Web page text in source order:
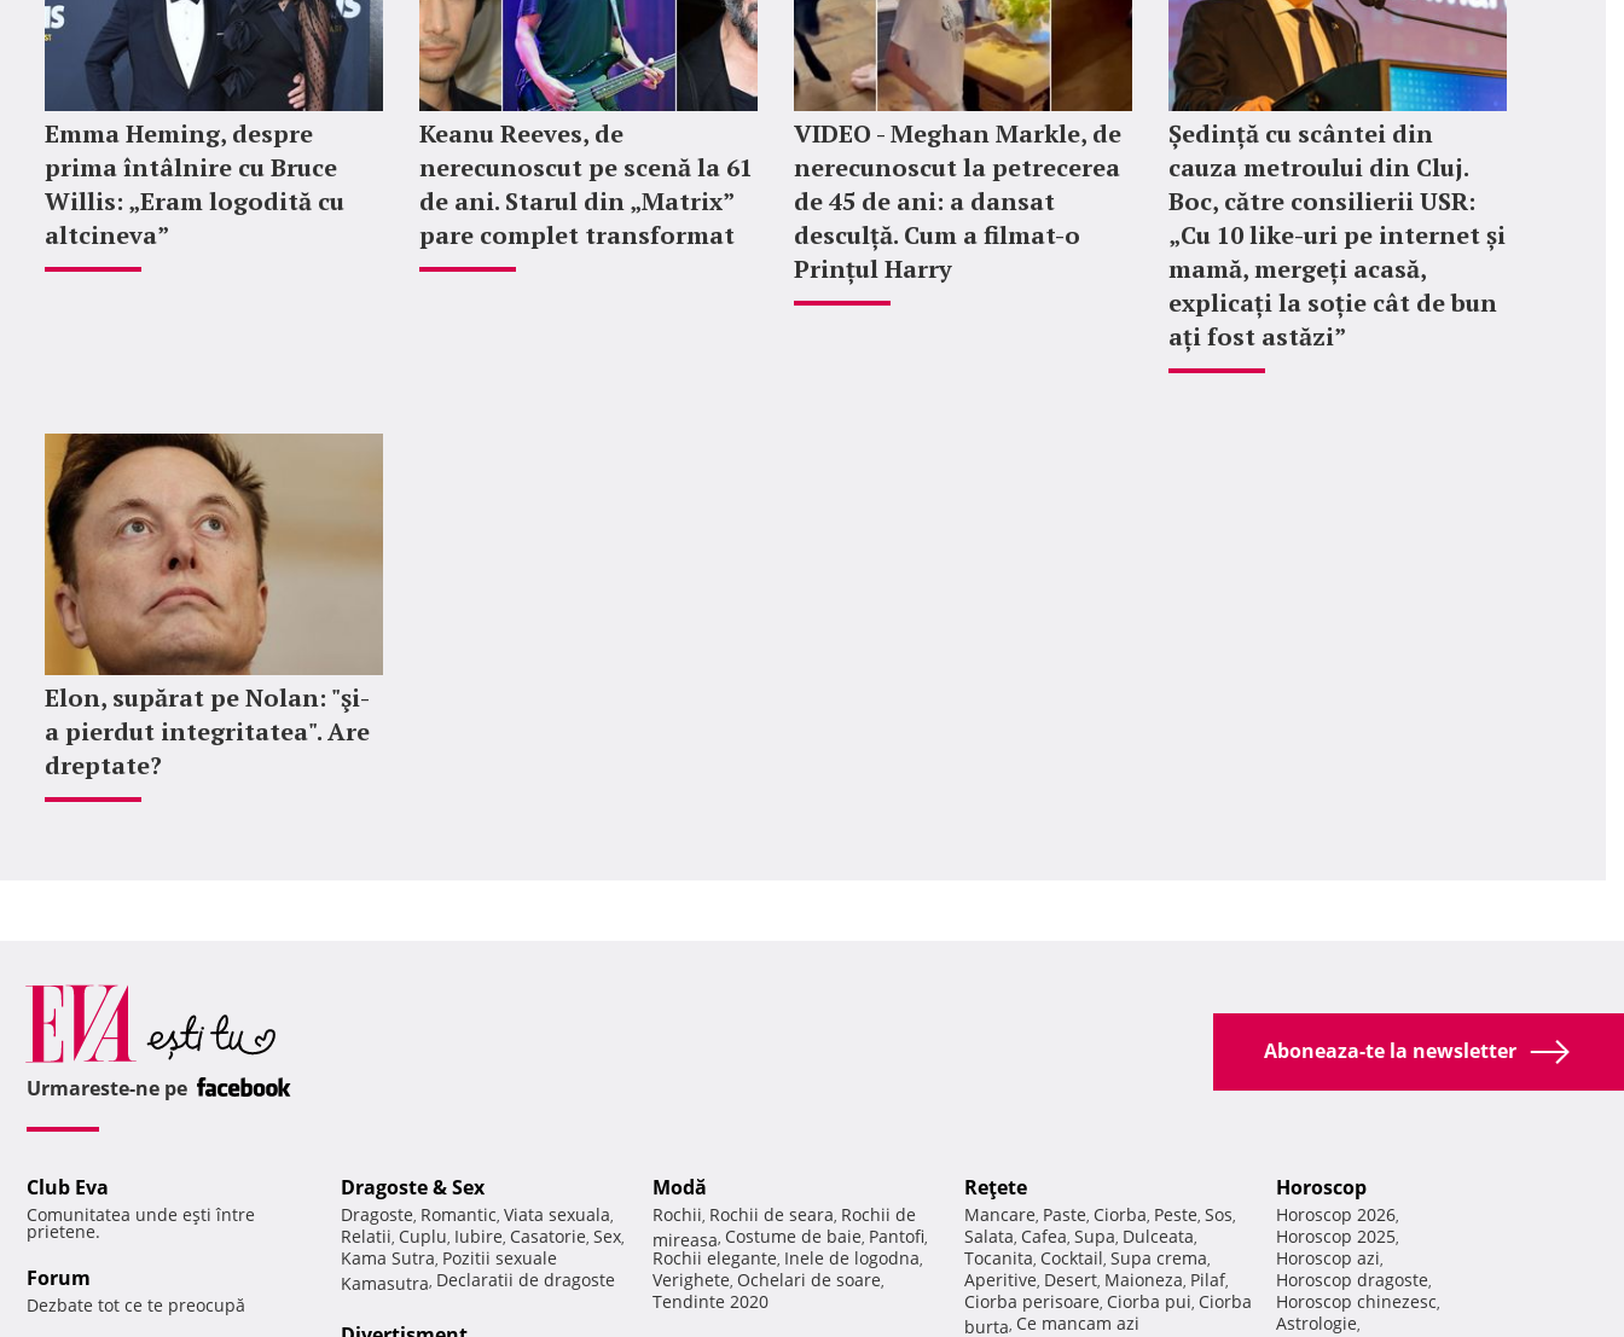
Emma Heming, despre
prima întâlnire cu Bruce
Willis: „Eram logodită cu
altcineva”
Keanu Reeves, de
nerecunoscut pe scenă la 61
de ani. Starul din „Matrix”
pare complet transformat
VIDEO - Meghan Markle, de
nerecunoscut la petrecerea
de 45 de ani: a dansat
desculță. Cum a filmat-o
Prințul Harry
Ședință cu scântei din
cauza metroului din Cluj.
Boc, către consilierii USR:
„Cu 10 like-uri pe internet și
mamă, mergeți acasă,
explicați la soție cât de bun
ați fost astăzi”
Elon, supărat pe Nolan: "şi-
a pierdut integritatea". Are
dreptate?
Aboneaza-te la newsletter
Urmareste-ne pe
Club Eva
Comunitatea unde eşti între
prietene.
Forum
Dezbate tot ce te preocupă
Dragoste & Sex
Dragoste Romantic Viata sexuala
Relatii Cuplu Iubire Casatorie Sex
Kama Sutra Pozitii sexuale
Kamasutra Declaratii de dragoste
Modă
Rochii Rochii de seara Rochii de
mireasa Costume de baie Pantofi
Rochii elegante Inele de logodna
Verighete Ochelari de soare
Tendinte 2020
Reţete
Mancare Paste Ciorba Peste Sos
Salata Cafea Supa Dulceata
Tocanita Cocktail Supa crema
Aperitive Desert Maioneza Pilaf,
Ciorba perisoare Ciorba pui Ciorba
burta Ce mancam azi
Horoscop
Horoscop 2026
Horoscop 2025
Horoscop azi
Horoscop dragoste
Horoscop chinezesc
Astrologie